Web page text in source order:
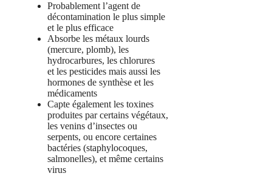
Probablement l’agent de
décontamination le plus simple
et le plus efficace
Absorbe les métaux lourds
(mercure, plomb), les
hydrocarbures, les chlorures
et les pesticides mais aussi les
hormones de synthèse et les
médicaments
Capte également les toxines
produites par certains végétaux,
les venins d’insectes ou
serpents, ou encore certaines
bactéries (staphylocoques,
salmonelles), et même certains
virus